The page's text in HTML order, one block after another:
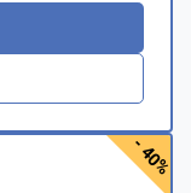
- 40%